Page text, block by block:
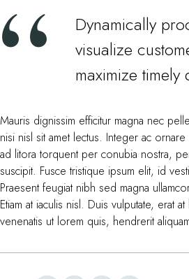
Dynamically
visualize
maximize
Mauris dignissim efficitur magna nec
nisi nisl sit amet lectus. Integer ac
ad litora torquent per conubia nostra,
suscipit. Fusce tristique ipsum elit, id
Praesent feugiat nibh sed magna
Etiam at iaculis nisl. Duis vulputate, erat
venenatis ut lorem quis, hendrerit